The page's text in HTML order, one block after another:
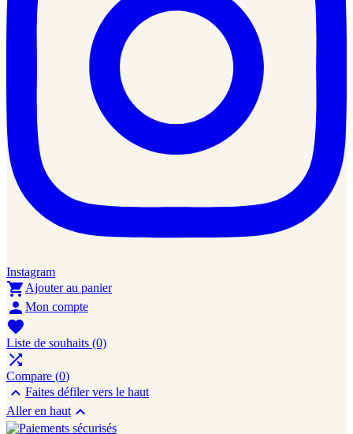
Instagram
 Ajouter au panier
 Mon compte

Liste de souhaits (0)

Compare (0)
 Faites défiler vers le haut
Aller en haut